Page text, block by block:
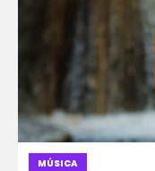
MÚSICA